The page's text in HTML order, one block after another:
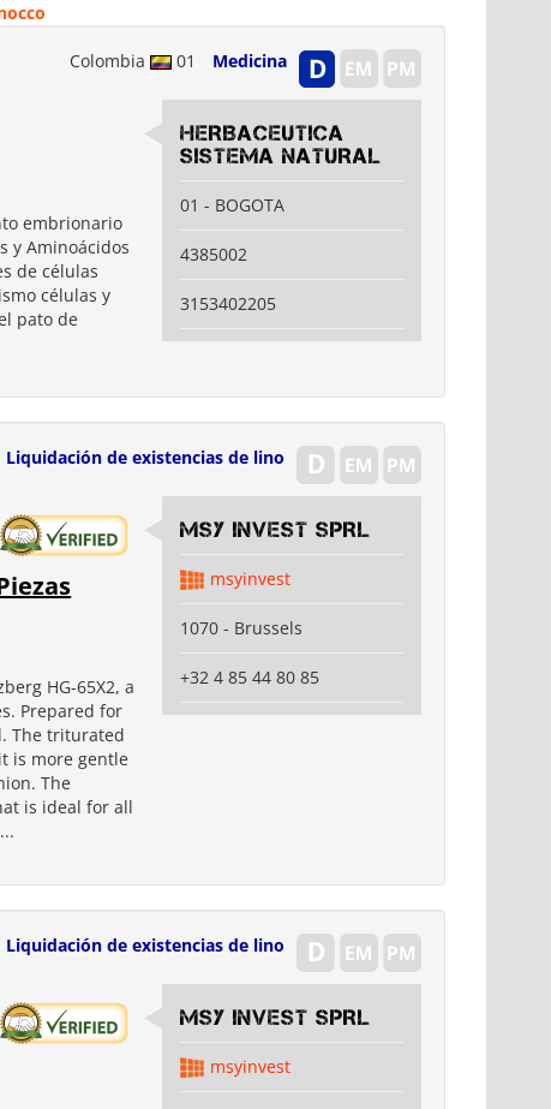
Colombia 01 Medicina
embrionario
y Aminoácidos
de células
células y
pato de
HERBACEUTICA
SISTEMA NATURAL
01 - BOGOTA
4385002
3153402205
Liquidación de existencias de lino
HG-65X2, a
Prepared for
The triturated
is more gentle
The
is ideal for all
MSY INVEST SPRL
msyinvest
1070 - Brussels
+32 4 85 44 80 85
Liquidación de existencias de lino
MSY INVEST SPRL
msyinvest